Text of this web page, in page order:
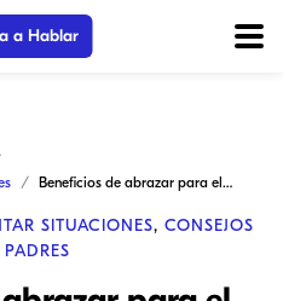
a Hablar
Beneficios de abrazar para el bienestar de los niños y los padres
SITUACIONES, CONSEJOS